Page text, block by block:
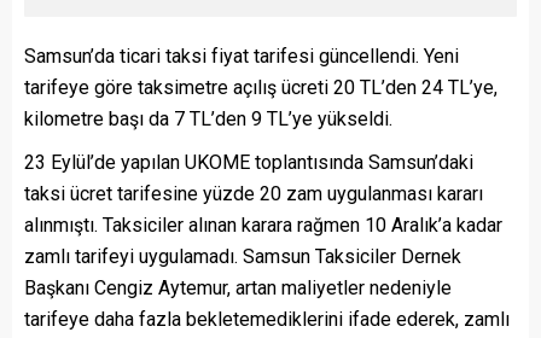
Samsun’da ticari taksi fiyat tarifesi güncellendi. Yeni
tarifeye göre taksimetre açılış ücreti 20 TL’den 24 TL’ye,
kilometre başı da 7 TL’den 9 TL’ye yükseldi.
23 Eylül’de yapılan UKOME toplantısında Samsun’daki
taksi ücret tarifesine yüzde 20 zam uygulanması kararı
alınmıştı. Taksiciler alınan karara rağmen 10 Aralık’a kadar
zamlı tarifeyi uygulamadı. Samsun Taksiciler Dernek
Başkanı Cengiz Aytemur, artan maliyetler nedeniyle
tarifeye daha fazla bekletemediklerini ifade ederek, zamlı